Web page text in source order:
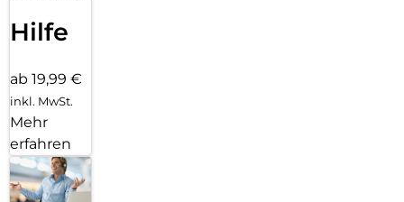
Hilfe
ab 19,99 €
inkl. MwSt.
Mehr
erfahren